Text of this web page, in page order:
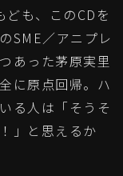
も、このCDを
SME／アニプレ
あった茅原実里
に原点回帰。ハ
る人は「そうそ
」と思えるか